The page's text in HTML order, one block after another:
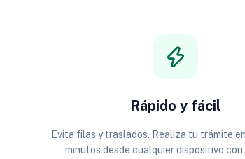
Rápido y fácil
Evita filas y traslados. Realiza tu trámite
minutos desde cualquier dispositivo